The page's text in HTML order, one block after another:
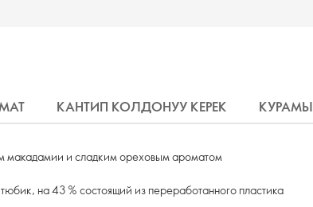
КАНТИП КОЛДОНУУ КЕРЕК КУРАМЫ
макадамии и сладким ореховым ароматом
на 43 % состоящий из переработанного пластика